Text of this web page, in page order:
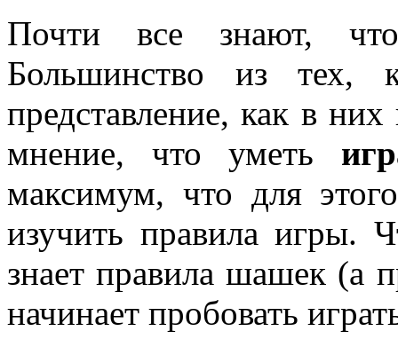
Почти все знают,
Большинство из тех,
представление, как в
мнение, что уметь
максимум, что для
изучить правила игры.
знает правила шашек (а
начинает пробовать